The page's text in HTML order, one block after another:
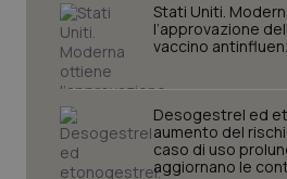
Stati Uniti.
l’approvazione
vaccino
Desogestrel ed
aumento del
caso di uso
aggiornano le
I cookie necessari contribuiscono
sito web abilitandone
navigazione sulle pagine e
protette del sito. Il sito web non è
funzionare correttamente senza
VISITOR_PRIVACY_METADATA